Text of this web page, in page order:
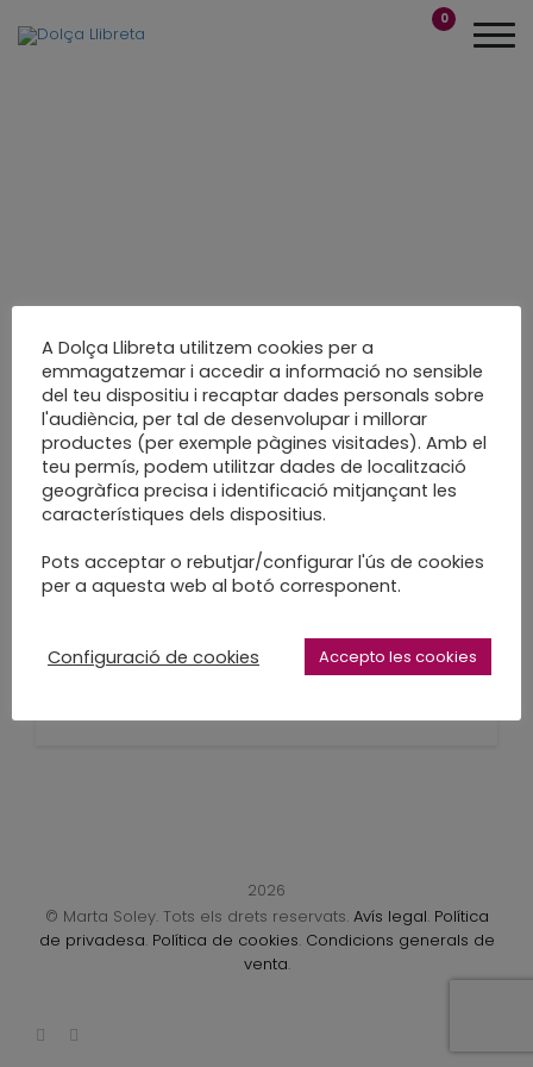
0
Llibreta de dibuix a
mida
Urban Sketching
2026
© Marta Soley. Tots els drets reservats. Avís legal. Política
de privadesa. Política de cookies. Condicions generals de
venta.
A Dolça Llibreta utilitzem cookies per a
emmagatzemar i accedir a informació no sensible
del teu dispositiu i recaptar dades personals sobre
l'audiència, per tal de desenvolupar i millorar
productes (per exemple pàgines visitades). Amb el
teu permís, podem utilitzar dades de localització
geogràfica precisa i identificació mitjançant les
característiques dels dispositius.
Pots acceptar o rebutjar/configurar l'ús de cookies
per a aquesta web al botó corresponent.
Configuració de cookies Accepto les cookies